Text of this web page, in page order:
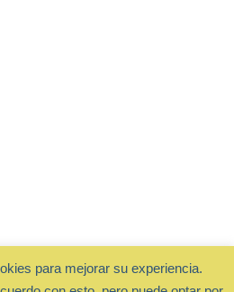
para mejorar su experiencia.